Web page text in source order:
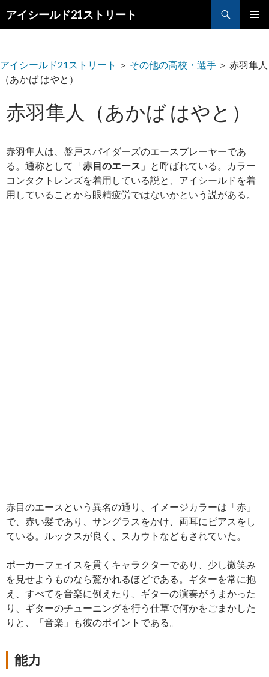
アイシールド21ストリート
索
イ
ー
ン
ツ
へ
キ
ッ
アイシールド21ストリート ＞ その他の高校・選手 ＞ 赤羽隼人
（あかば はやと）
赤羽隼人（あかば はやと）
赤羽隼人は、盤戸スパイダーズのエースプレーヤーであ
る。通称として「赤目のエース 」と呼ばれている。カラー
コンタクトレンズを着用している説と、アイシールドを着
用していることから眼精疲労ではないかという説がある。
赤目のエースという異名の通り、イメージカラーは「赤」
で、赤い髪であり、サングラスをかけ、両耳にピアスをし
ている。ルックスが良く、スカウトなどもされていた。
ポーカーフェイスを貫くキャラクターであり、少し微笑み
を見せようものなら驚かれるほどである。ギターを常に抱
え、すべてを音楽に例えたり、ギターの演奏がうまかった
り、ギターのチューニングを行う仕草で何かをごまかした
りと、「音楽」も彼のポイントである。
能力